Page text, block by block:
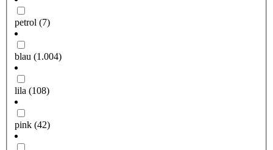
petrol (7)
blau (1.004)
lila (108)
pink (42)